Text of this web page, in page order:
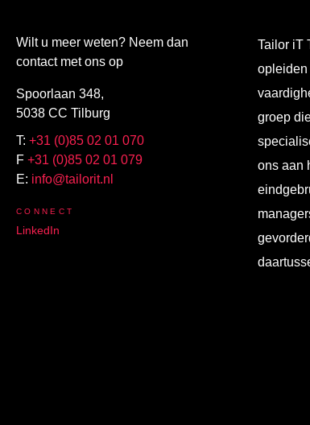
Wilt u meer weten? Neem dan
contact met ons op
Spoorlaan 348,
5038 CC Tilburg
T: +31 (0)85 02 01 070
F +31 (0)85 02 01 079
E: info@tailorit.nl
CONNECT
LinkedIn
Tailor iT
opleiden
groep
ons aan